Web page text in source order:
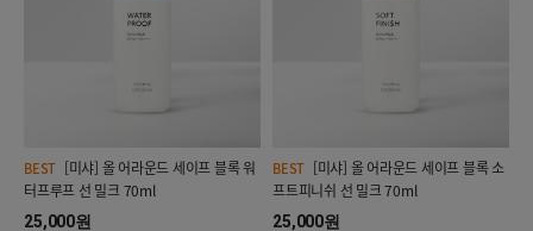
BEST
터프루프 선 밀크 70ml
25,000원
BEST
프트피니쉬 선 밀크 70ml
25,000원